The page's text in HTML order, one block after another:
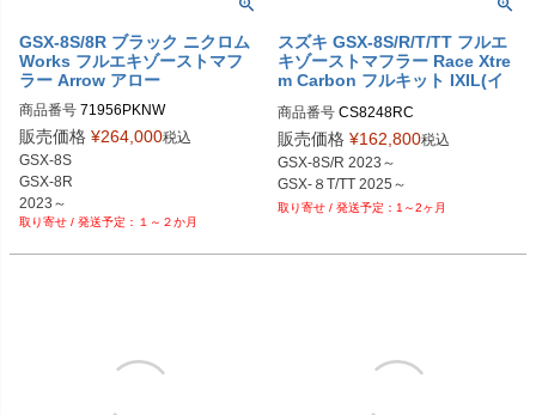
GSX-8S/8R ブラック ニクロム
Works フルエキゾーストマフ
ラー Arrow アロー
商品番号 71956PKNW
販売価格 ¥264,000税込
GSX-8S
GSX-8R
2023～
１～２か月
スズキ GSX-8S/R/T/TT フルエ
キゾーストマフラー Race Xtre
m Carbon フルキット IXIL(イ
商品番号 CS8248RC
販売価格 ¥162,800税込
GSX-8S/R 2023～
GSX-８T/TT 2025～
1～2ヶ月